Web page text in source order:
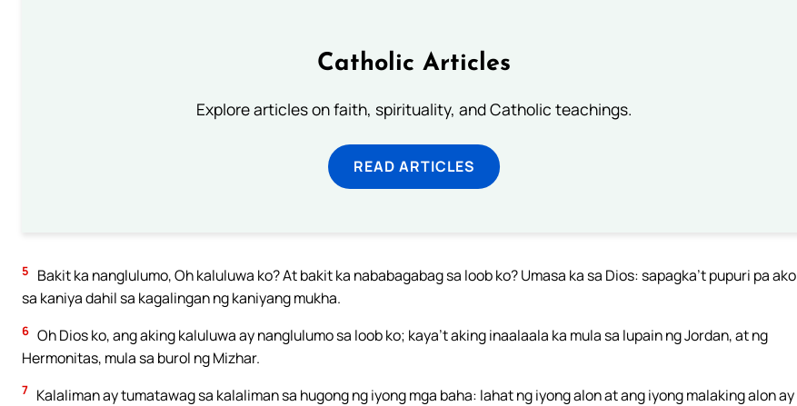
Catholic Articles
Explore articles on faith, spirituality, and Catholic teachings.
READ ARTICLES
5
Bakit ka nanglulumo, Oh kaluluwa ko? At bakit ka nababagabag sa loob ko? Umasa ka sa Dios: sapagka’t pupuri pa ako
sa kaniya dahil sa kagalingan ng kaniyang mukha.
6 Oh Dios ko, ang aking kaluluwa ay nanglulumo sa loob ko; kaya’t aking inaalaala ka mula sa lupain ng Jordan, at ng
Hermonitas, mula sa burol ng Mizhar.
7 Kalaliman ay tumatawag sa kalaliman sa hugong ng iyong mga baha: lahat ng iyong alon at ang iyong malaking alon ay